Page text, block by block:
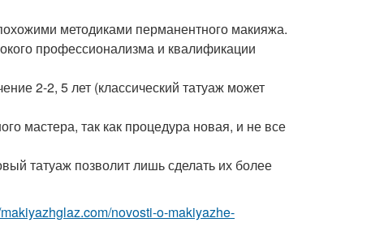
методиками перманентного макияжа.
профессионализма и квалификации
2-2, 5 лет (классический татуаж может
мастера, так как процедура новая, и не все
татуаж позволит лишь сделать их более
novosti-o-makiyazhe-